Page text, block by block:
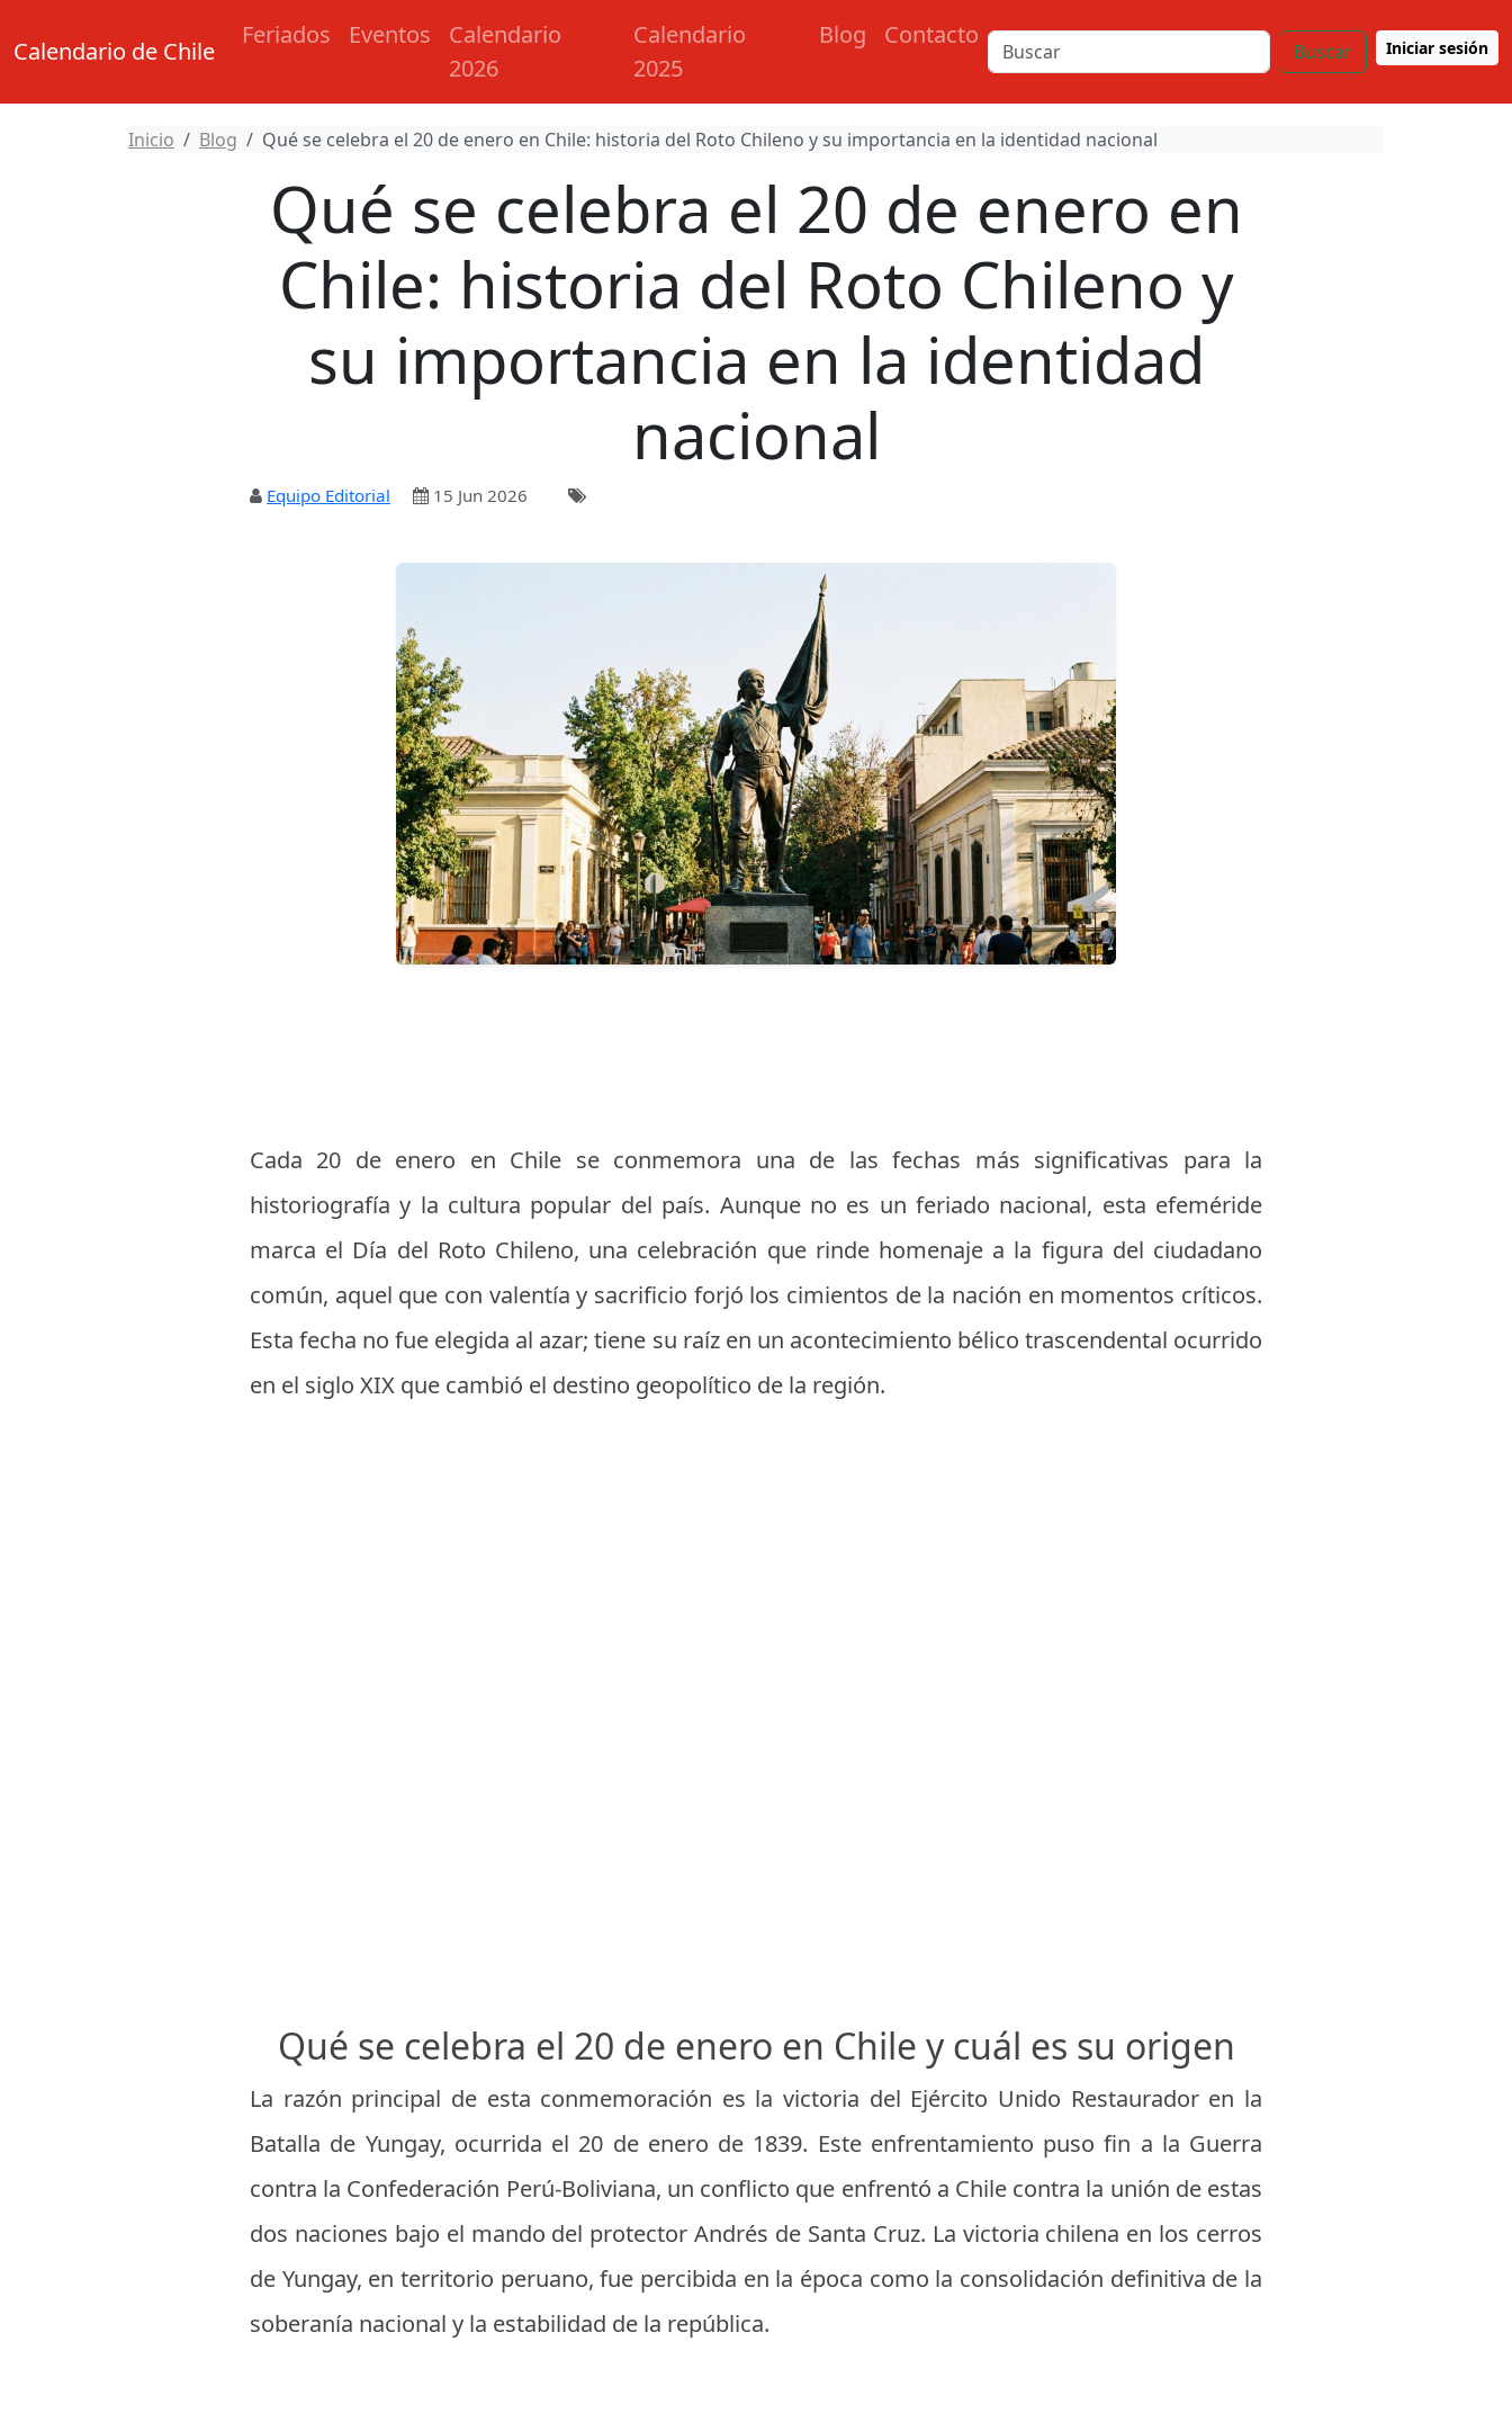
Calendario de Chile
Feriados Eventos
Calendario
2026
Calendario
2025
Blog Contacto
Buscar Iniciar sesión
Inicio Blog Qué se celebra el 20 de enero en Chile: historia del Roto Chileno y su importancia en la identidad nacional
Qué se celebra el 20 de enero en
Chile: historia del Roto Chileno y
su importancia en la identidad
nacional
Equipo Editorial 15 Jun 2026
Cada 20 de enero en Chile se conmemora una de las fechas más significativas para la
historiografía y la cultura popular del país. Aunque no es un feriado nacional, esta efeméride
marca el Día del Roto Chileno, una celebración que rinde homenaje a la figura del ciudadano
común, aquel que con valentía y sacrificio forjó los cimientos de la nación en momentos críticos.
Esta fecha no fue elegida al azar; tiene su raíz en un acontecimiento bélico trascendental ocurrido
en el siglo XIX que cambió el destino geopolítico de la región.
Qué se celebra el 20 de enero en Chile y cuál es su origen
La razón principal de esta conmemoración es la victoria del Ejército Unido Restaurador en la
Batalla de Yungay, ocurrida el 20 de enero de 1839. Este enfrentamiento puso fin a la Guerra
contra la Confederación Perú-Boliviana, un conflicto que enfrentó a Chile contra la unión de estas
dos naciones bajo el mando del protector Andrés de Santa Cruz. La victoria chilena en los cerros
de Yungay, en territorio peruano, fue percibida en la época como la consolidación definitiva de la
soberanía nacional y la estabilidad de la república.